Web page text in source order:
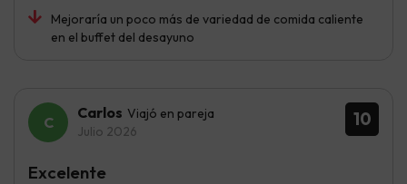
Mejoraría un poco más de variedad de comida caliente
en el buffet del desayuno
10
Carlos Viajó en pareja
Julio 2026
Excelente